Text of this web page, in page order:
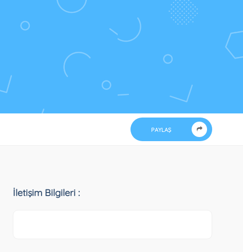
PAYLAŞ
İletişim Bilgileri :